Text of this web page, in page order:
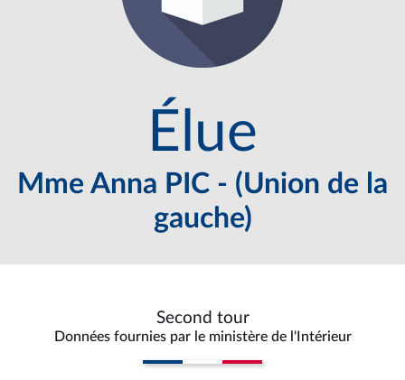
Élue
Mme Anna PIC - (Union de la
gauche)
Second tour
Données fournies par le ministère de l'Intérieur